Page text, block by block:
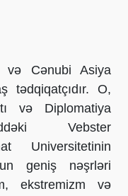
və Cənubi Asiya
tədqiqatçıdır. O,
və Diplomatiya
Vebster
Universitetinin
geniş nəşrləri
ekstremizm və